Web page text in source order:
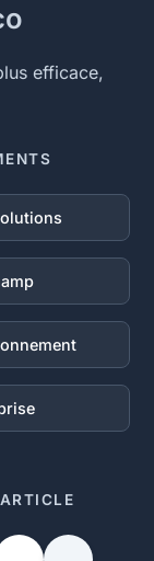
efficace,